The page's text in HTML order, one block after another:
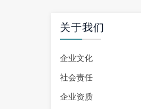
关于我们
企业文化
社会责任
企业资质